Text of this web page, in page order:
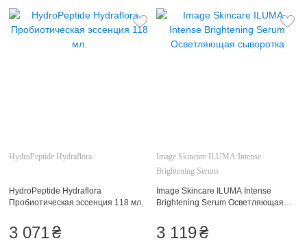
HydroPeptide Hydraflora
HydroPeptide Hydraflora
Пробиотическая эссенция 118 мл.
3 071₴
Image Skincare ILUMA Intense
Brightening Serum
Image Skincare ILUMA Intense
Brightening Serum Осветляющая
3 119₴